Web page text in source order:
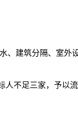
、建筑分隔、室外
人不足三家，予以